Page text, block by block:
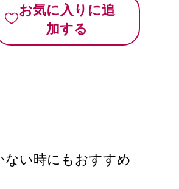
お気に入りに追
加する
ない時にもおすすめ